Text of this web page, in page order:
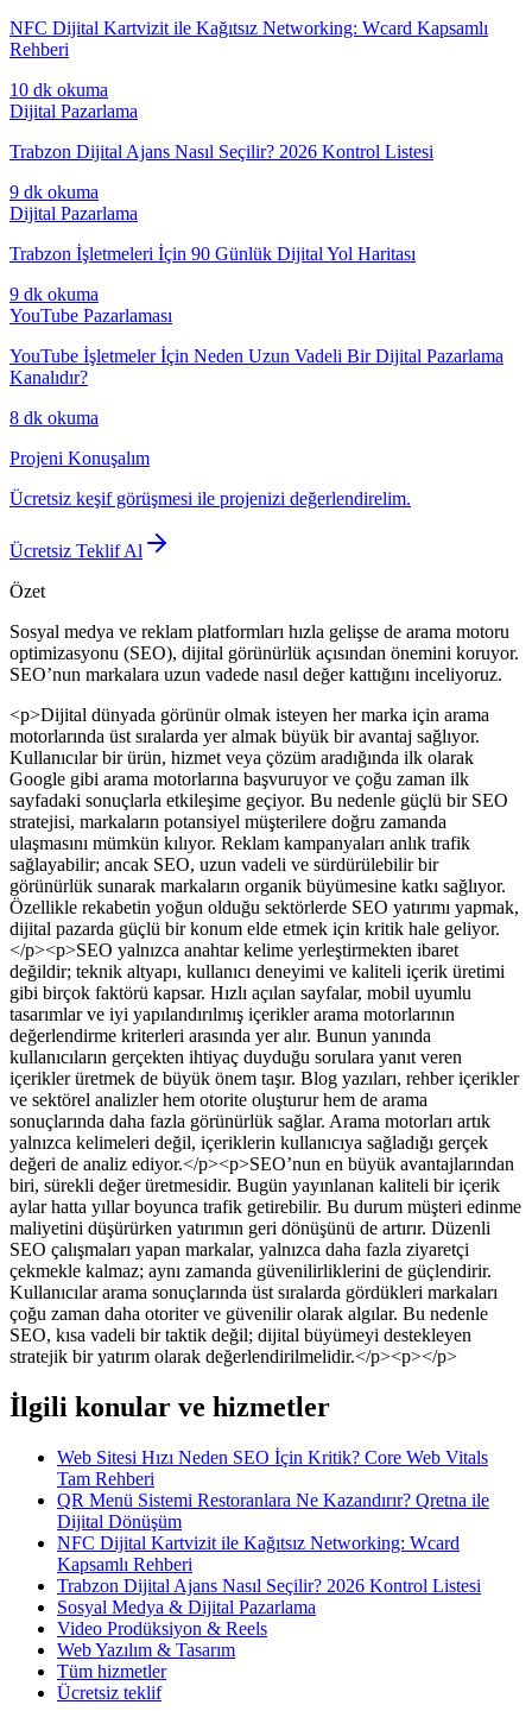
NFC Dijital Kartvizit ile Kağıtsız Networking: Wcard Kapsamlı
Rehberi
10 dk okuma
Dijital Pazarlama
Trabzon Dijital Ajans Nasıl Seçilir? 2026 Kontrol Listesi
9 dk okuma
Dijital Pazarlama
Trabzon İşletmeleri İçin 90 Günlük Dijital Yol Haritası
9 dk okuma
YouTube Pazarlaması
YouTube İşletmeler İçin Neden Uzun Vadeli Bir Dijital Pazarlama
Kanalıdır?
8 dk okuma
Projeni Konuşalım
Ücretsiz keşif görüşmesi ile projenizi değerlendirelim.
Ücretsiz Teklif Al
Özet
Sosyal medya ve reklam platformları hızla gelişse de arama motoru
optimizasyonu (SEO), dijital görünürlük açısından önemini koruyor.
SEO’nun markalara uzun vadede nasıl değer kattığını inceliyoruz.
<p>Dijital dünyada görünür olmak isteyen her marka için arama
motorlarında üst sıralarda yer almak büyük bir avantaj sağlıyor.
Kullanıcılar bir ürün, hizmet veya çözüm aradığında ilk olarak
Google gibi arama motorlarına başvuruyor ve çoğu zaman ilk
sayfadaki sonuçlarla etkileşime geçiyor. Bu nedenle güçlü bir SEO
stratejisi, markaların potansiyel müşterilere doğru zamanda
ulaşmasını mümkün kılıyor. Reklam kampanyaları anlık trafik
sağlayabilir; ancak SEO, uzun vadeli ve sürdürülebilir bir
görünürlük sunarak markaların organik büyümesine katkı sağlıyor.
Özellikle rekabetin yoğun olduğu sektörlerde SEO yatırımı yapmak,
dijital pazarda güçlü bir konum elde etmek için kritik hale geliyor.
</p><p>SEO yalnızca anahtar kelime yerleştirmekten ibaret
değildir; teknik altyapı, kullanıcı deneyimi ve kaliteli içerik üretimi
gibi birçok faktörü kapsar. Hızlı açılan sayfalar, mobil uyumlu
tasarımlar ve iyi yapılandırılmış içerikler arama motorlarının
değerlendirme kriterleri arasında yer alır. Bunun yanında
kullanıcıların gerçekten ihtiyaç duyduğu sorulara yanıt veren
içerikler üretmek de büyük önem taşır. Blog yazıları, rehber içerikler
ve sektörel analizler hem otorite oluşturur hem de arama
sonuçlarında daha fazla görünürlük sağlar. Arama motorları artık
yalnızca kelimeleri değil, içeriklerin kullanıcıya sağladığı gerçek
değeri de analiz ediyor.</p><p>SEO’nun en büyük avantajlarından
biri, sürekli değer üretmesidir. Bugün yayınlanan kaliteli bir içerik
aylar hatta yıllar boyunca trafik getirebilir. Bu durum müşteri edinme
maliyetini düşürürken yatırımın geri dönüşünü de artırır. Düzenli
SEO çalışmaları yapan markalar, yalnızca daha fazla ziyaretçi
çekmekle kalmaz; aynı zamanda güvenilirliklerini de güçlendirir.
Kullanıcılar arama sonuçlarında üst sıralarda gördükleri markaları
çoğu zaman daha otoriter ve güvenilir olarak algılar. Bu nedenle
SEO, kısa vadeli bir taktik değil; dijital büyümeyi destekleyen
stratejik bir yatırım olarak değerlendirilmelidir.</p><p></p>
İlgili konular ve hizmetler
Web Sitesi Hızı Neden SEO İçin Kritik? Core Web Vitals
Tam Rehberi
QR Menü Sistemi Restoranlara Ne Kazandırır? Qretna ile
Dijital Dönüşüm
NFC Dijital Kartvizit ile Kağıtsız Networking: Wcard
Kapsamlı Rehberi
Trabzon Dijital Ajans Nasıl Seçilir? 2026 Kontrol Listesi
Sosyal Medya & Dijital Pazarlama
Video Prodüksiyon & Reels
Web Yazılım & Tasarım
Tüm hizmetler
Ücretsiz teklif